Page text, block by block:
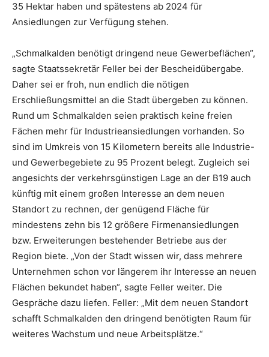
35 Hektar haben und spätestens ab 2024 für
Ansiedlungen zur Verfügung stehen.
„Schmalkalden benötigt dringend neue Gewerbeflächen“,
sagte Staatssekretär Feller bei der Bescheidübergabe.
Daher sei er froh, nun endlich die nötigen
Erschließungsmittel an die Stadt übergeben zu können.
Rund um Schmalkalden seien praktisch keine freien
Fächen mehr für Industrieansiedlungen vorhanden. So
sind im Umkreis von 15 Kilometern bereits alle Industrie-
und Gewerbegebiete zu 95 Prozent belegt. Zugleich sei
angesichts der verkehrsgünstigen Lage an der B19 auch
künftig mit einem großen Interesse an dem neuen
Standort zu rechnen, der genügend Fläche für
mindestens zehn bis 12 größere Firmenansiedlungen
bzw. Erweiterungen bestehender Betriebe aus der
Region biete. „Von der Stadt wissen wir, dass mehrere
Unternehmen schon vor längerem ihr Interesse an neuen
Flächen bekundet haben“, sagte Feller weiter. Die
Gespräche dazu liefen. Feller: „Mit dem neuen Standort
schafft Schmalkalden den dringend benötigten Raum für
weiteres Wachstum und neue Arbeitsplätze.“